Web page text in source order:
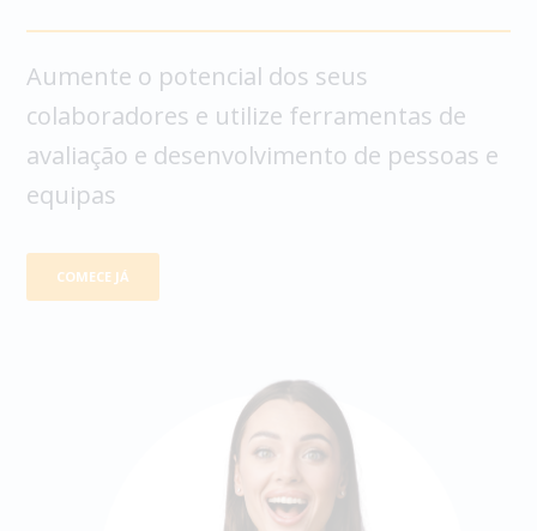
Aumente o potencial dos seus
colaboradores e utilize ferramentas de
avaliação e desenvolvimento de pessoas e
equipas
COMECE JÁ